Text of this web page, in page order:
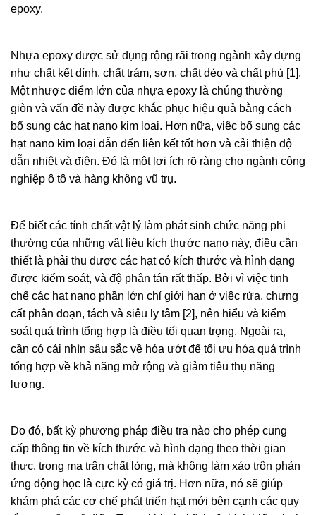
epoxy.
Nhựa epoxy được sử dụng rộng rãi trong ngành xây dựng
như chất kết dính, chất trám, sơn, chất dẻo và chất phủ [1].
Một nhược điểm lớn của nhựa epoxy là chúng thường
giòn và vấn đề này được khắc phục hiệu quả bằng cách
bổ sung các hạt nano kim loại. Hơn nữa, việc bổ sung các
hạt nano kim loại dẫn đến liên kết tốt hơn và cải thiện độ
dẫn nhiệt và điện. Đó là một lợi ích rõ ràng cho ngành công
nghiệp ô tô và hàng không vũ trụ.
Để biết các tính chất vật lý làm phát sinh chức năng phi
thường của những vật liệu kích thước nano này, điều cần
thiết là phải thu được các hạt có kích thước và hình dạng
được kiểm soát, và độ phân tán rất thấp. Bởi vì việc tinh
chế các hạt nano phần lớn chỉ giới hạn ở việc rửa, chưng
cất phân đoạn, tách và siêu ly tâm [2], nên hiểu và kiểm
soát quá trình tổng hợp là điều tối quan trọng. Ngoài ra,
cần có cái nhìn sâu sắc về hóa ướt để tối ưu hóa quá trình
tổng hợp về khả năng mở rộng và giảm tiêu thụ năng
lượng.
Do đó, bất kỳ phương pháp điều tra nào cho phép cung
cấp thông tin về kích thước và hình dạng theo thời gian
thực, trong ma trận chất lỏng, mà không làm xáo trộn phản
ứng động học là cực kỳ có giá trị. Hơn nữa, nó sẽ giúp
khám phá các cơ chế phát triển hạt mới bên cạnh các quy